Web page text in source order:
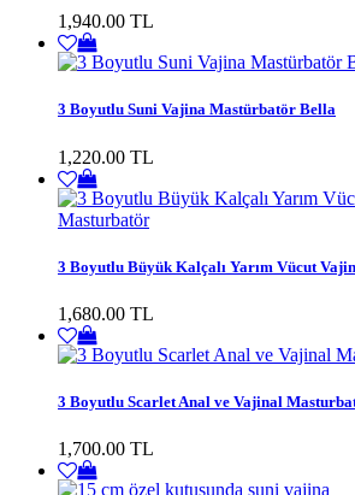
1,940.00 TL
3 Boyutlu Suni Vajina Mastürbatör Bella
1,220.00 TL
3 Boyutlu Büyük Kalçalı Yarım Vücut
1,680.00 TL
3 Boyutlu Scarlet Anal ve Vajinal
1,700.00 TL